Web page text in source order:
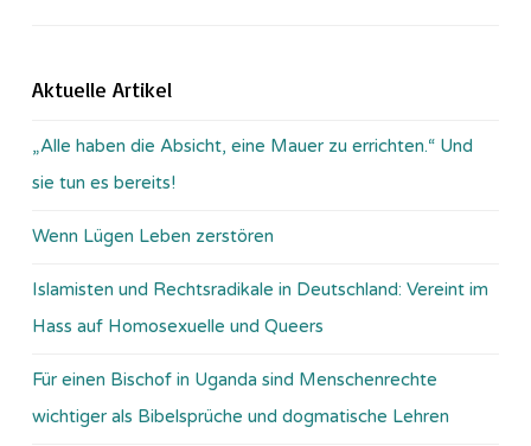
Aktuelle Artikel
„Alle haben die Absicht, eine Mauer zu errichten.“ Und
sie tun es bereits!
Wenn Lügen Leben zerstören
Islamisten und Rechtsradikale in Deutschland: Vereint im
Hass auf Homosexuelle und Queers
Für einen Bischof in Uganda sind Menschenrechte
wichtiger als Bibelsprüche und dogmatische Lehren